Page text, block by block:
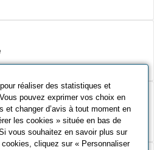
industrielle
réaliser des statistiques et
pouvez exprimer vos choix en
et changer d’avis à tout moment en
les cookies » située en bas de
vous souhaitez en savoir plus sur
cliquez sur « Personnaliser